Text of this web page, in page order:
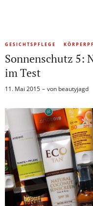
GESICHTSPFLEGE
Sonnenschutz 5:
im Test
11. Mai 2015 von beautyjagd